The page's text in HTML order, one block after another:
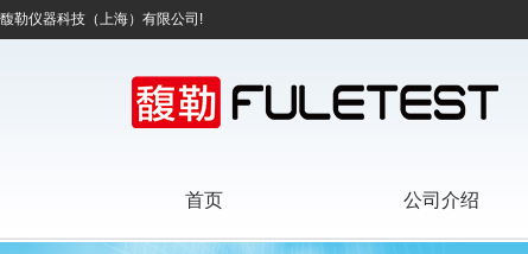
馥勒仪器科技（上海）有限公司!
首页 公司介绍